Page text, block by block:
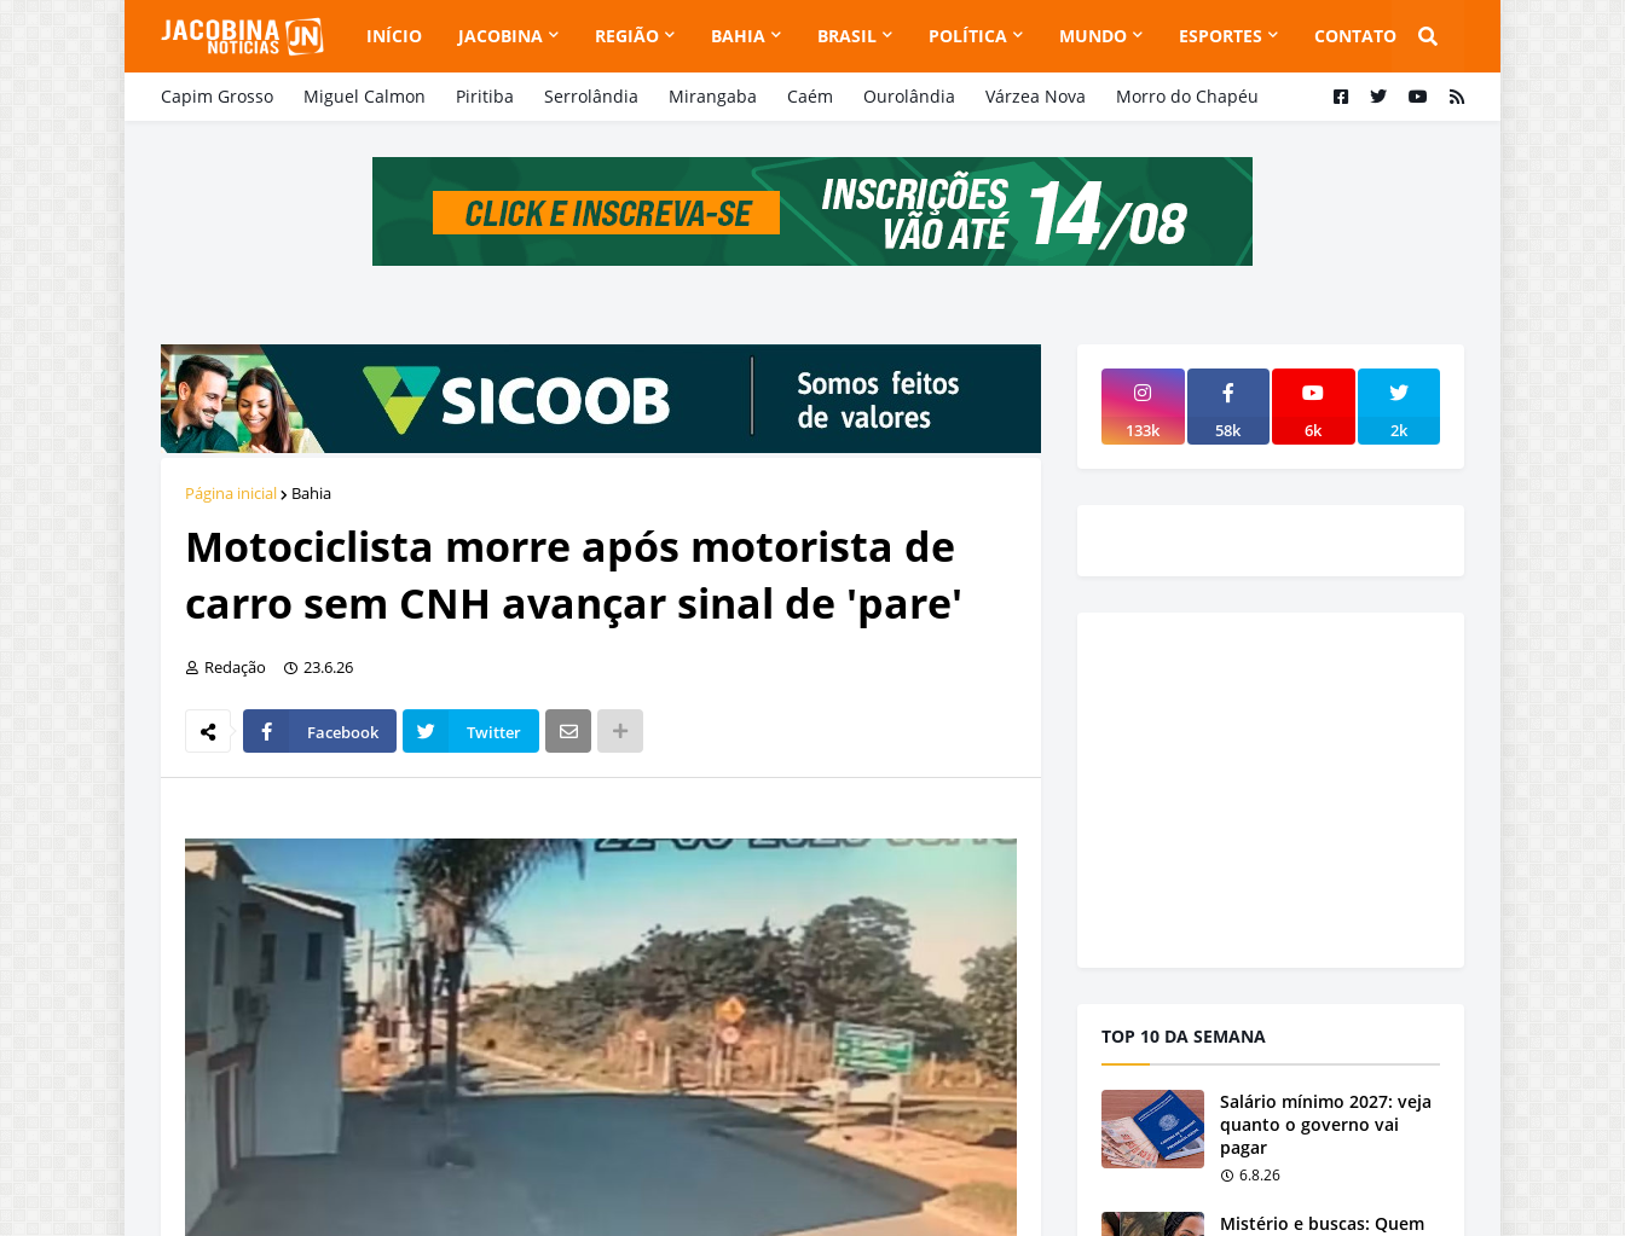
INÍCIO JACOBINA REGIÃO BAHIA BRASIL POLÍTICA MUNDO ESPORTES CONTATO
Capim Grosso Miguel Calmon Piritiba Serrolândia Mirangaba Caém Ourolândia Várzea Nova Morro do Chapéu
Página inicial Bahia
Motociclista morre após motorista de
carro sem CNH avançar sinal de 'pare'
Redação 23.6.26
Facebook Twitter
133k 58k 6k 2k
TOP 10 DA SEMANA
Salário mínimo 2027: veja
quanto o governo vai
pagar
6.8.26
Mistério e buscas: Quem